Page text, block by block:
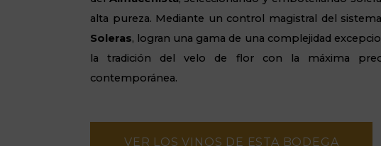
alta pureza. Mediante un control magistral del
Soleras, logran una gama de una complejidad
la tradición del velo de flor con la máxima
contemporánea.
VER LOS VINOS DE ESTA BODEGA